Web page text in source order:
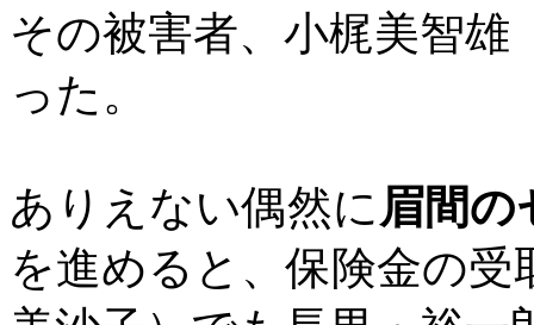
その被害者、小梶美智
った。
ありえない偶然に眉間の
を進めると、保険金の